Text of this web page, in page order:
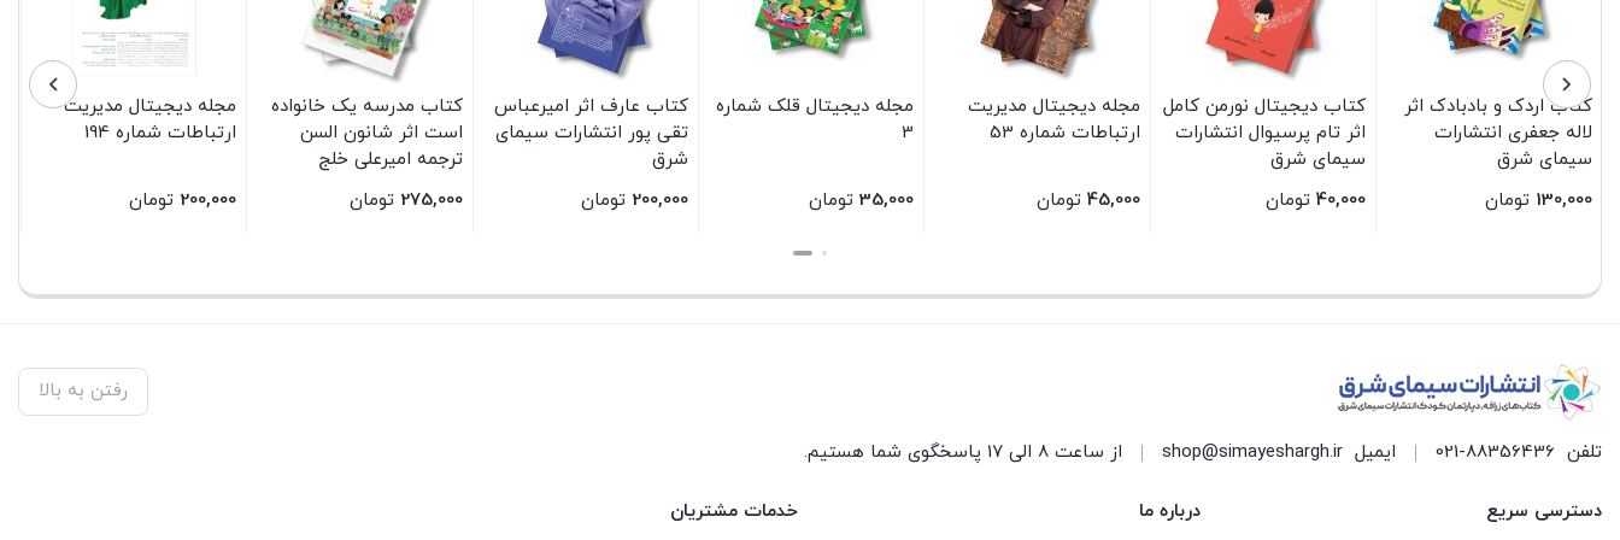
کتاب اردک و بادبادک اثر
لاله جعفری انتشارات
سیمای شرق
130,000 تومان
کتاب دیجیتال نورمن کامل
اثر تام پرسیوال انتشارات
سیمای شرق
40,000 تومان
مجله دیجیتال مدیریت
ارتباطات شماره 53
45,000 تومان
مجله دیجیتال قلک شماره
3
35,000 تومان
کتاب عارف اثر امیرعباس
تقی پور انتشارات سیمای
شرق
200,000 تومان
کتاب مدرسه یک خانواده
است اثر شانون السن
ترجمه امیرعلی خلج
275,000 تومان
مجله دیجیتال مدیریت
ارتباطات شماره 194
200,000 تومان
رفتن به بالا
تلفن 021-88356436 ایمیل shop@simayeshargh.ir از ساعت 8 الی 17 پاسخگوی شما هستیم.
دسترسی سریع درباره ما خدمات مشتریان